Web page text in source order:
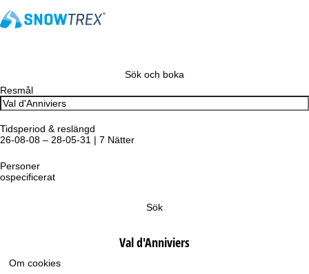
Om cookies
Sök och boka
Resmål
Tidsperiod & reslängd
26-08-08 – 28-05-31 | 7 Nätter
Personer
ospecificerat
Sök
Val d'Anniviers